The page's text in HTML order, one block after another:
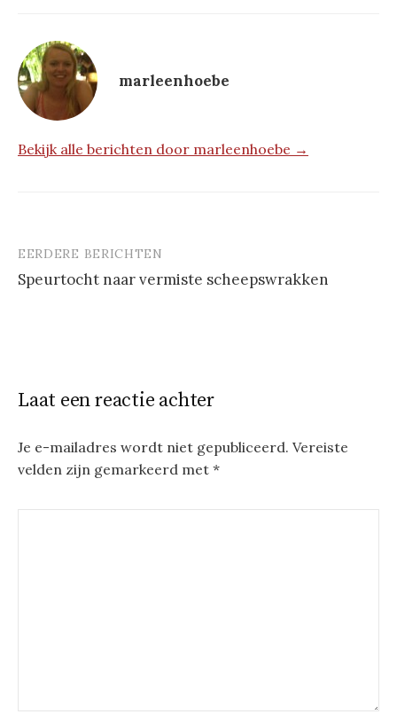
marleenhoebe
Bekijk alle berichten door marleenhoebe →
Berichtnavigatie
EERDERE BERICHTEN
Speurtocht naar vermiste scheepswrakken
Laat een reactie achter
Je e-mailadres wordt niet gepubliceerd. Vereiste
velden zijn gemarkeerd met *